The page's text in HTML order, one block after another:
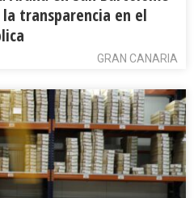
transparencia en el
GRAN CANARIA